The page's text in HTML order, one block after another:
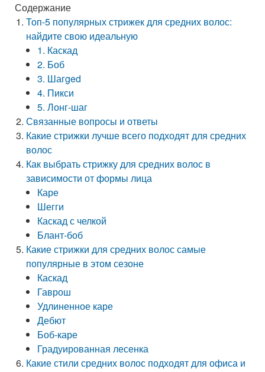
Содержание
Топ-5 популярных стрижек для средних волос:
найдите свою идеальную
1. Каскад
2. Боб
3. Шагged
4. Пикси
5. Лонг-шаг
Связанные вопросы и ответы
Какие стрижки лучше всего подходят для средних
волос
Как выбрать стрижку для средних волос в
зависимости от формы лица
Каре
Шегги
Каскад с челкой
Блант-боб
Какие стрижки для средних волос самые
популярные в этом сезоне
Каскад
Гаврош
Удлиненное каре
Дебют
Боб-каре
Градуированная лесенка
Какие стили средних волос подходят для офиса и